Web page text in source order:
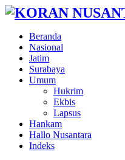
Beranda
Nasional
Jatim
Surabaya
Umum
Hukrim
Ekbis
Lapsus
Hankam
Hallo Nusantara
Indeks